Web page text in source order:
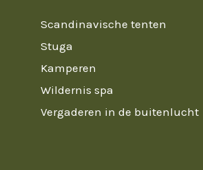
Scandinavische tenten
Stuga
Kamperen
Wildernis spa
Vergaderen in de buitenlucht